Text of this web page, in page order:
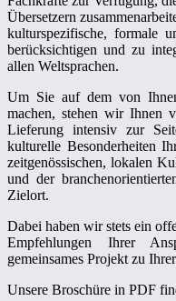
Übersetzern
kulturspezifische, formale
berücksichtigen und zu
allen Weltsprachen.
Um Sie auf dem von
machen, stehen wir Ihnen
Lieferung intensiv zur
kulturelle Besonderheiten
zeitgenössischen, lokalen
und der
Zielort.
Dabei haben wir stets ein
Empfehlungen Ihrer
gemeinsames Projekt zu
Unsere Broschüre in PDF